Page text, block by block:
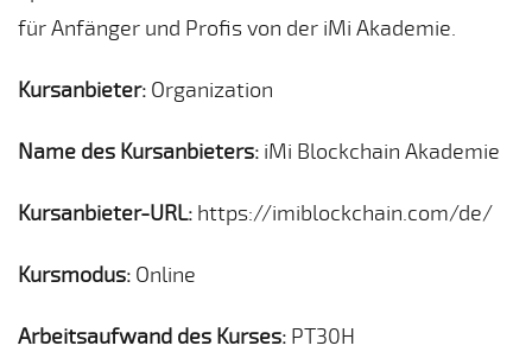
für Anfänger und Profis von der iMi Akademie.
Kursanbieter: Organization
Name des Kursanbieters: iMi Blockchain Akademie
Kursanbieter-URL: https://imiblockchain.com/de/
Kursmodus: Online
Arbeitsaufwand des Kurses: PT30H